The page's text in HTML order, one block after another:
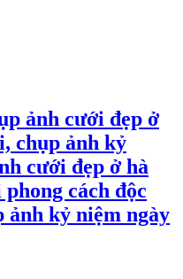
ảnh cưới đẹp ở
chụp ảnh kỷ
cưới đẹp ở hà
cách độc
ảnh kỷ niệm ngày